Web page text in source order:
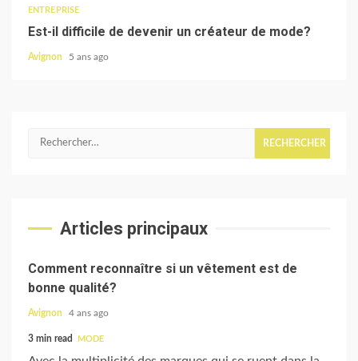
ENTREPRISE
Est-il difficile de devenir un créateur de mode?
Avignon 5 ans ago
Rechercher :
Articles principaux
Comment reconnaître si un vêtement est de
bonne qualité?
Avignon 4 ans ago
3 min read MODE